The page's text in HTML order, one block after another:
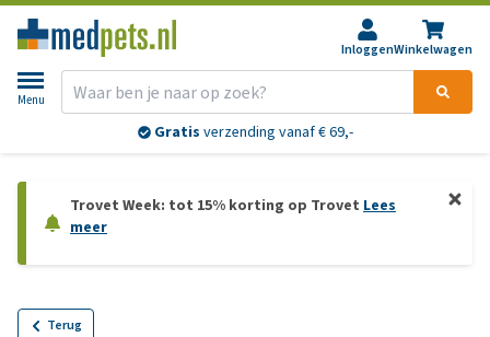
InloggenWinkelwagen
Menu
Gratis verzending vanaf € 69,-
Trovet Week: tot 15% korting op Trovet Lees
meer
Terug